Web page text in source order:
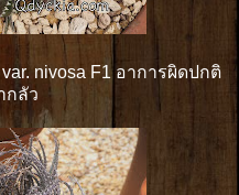
nivosa F1 อาการผิดปกติ
กลัว